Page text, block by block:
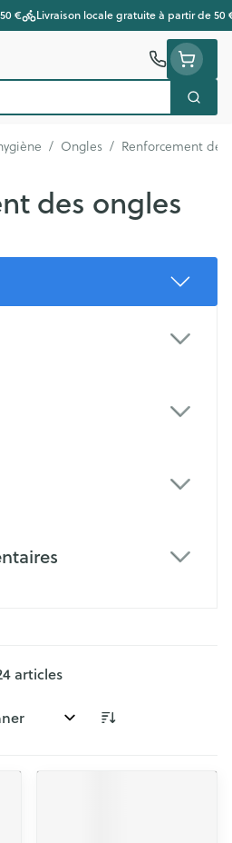
€ Livraison locale gratuite à partir de 50
/ Ongles / Renforcement des
des ongles
articles